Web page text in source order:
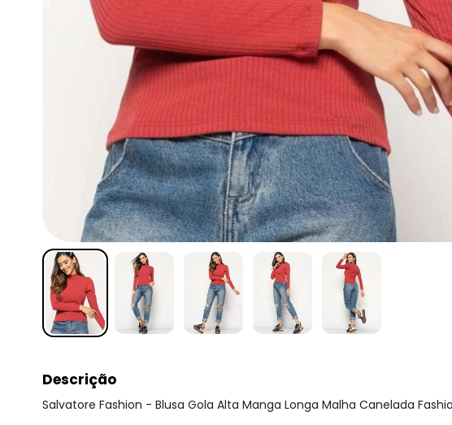
Descrição
Salvatore Fashion - Blusa Gola Alta Manga Longa Malha Canelada